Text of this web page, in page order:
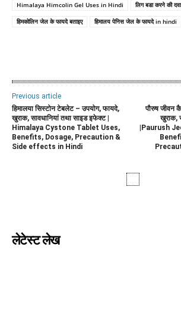
Himalaya Himcolin Gel Uses in Hindi
लिग बडा करने की दवा
हिमकोलिन जेल के फायदे बताइए
हिमालय पेनिस जेल के फायदे in hindi
Previous article
हिमालया सिस्टोन टेबलेट – उपयोग, फायदे,
खुराक, सावधानियां तथा साइड इफेक्ट |
Himalaya Cystone Tablet Uses,
Benefits, Dosage, Precaution &
Side effects in Hindi
पौरुष जीवन
खुराक,
|Paurush
लेटेस्ट लेख